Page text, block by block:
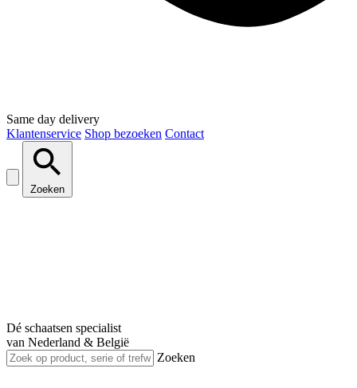
Same day delivery
Klantenservice Shop bezoeken Contact
Zoeken
Dé schaatsen specialist
van Nederland & België
Zoeken